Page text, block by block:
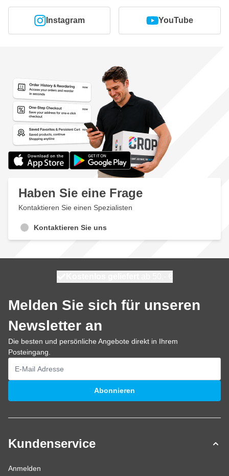
Instagram YouTube
Haben Sie eine Frage
Kontaktieren Sie einen Spezialisten
Kontaktieren Sie uns
Melden Sie sich für unseren
Newsletter an
Die besten und persönliche Angebote direkt in Ihrem
Posteingang.
E-Mailadresse
Abonnieren
Kundenservice
Anmelden